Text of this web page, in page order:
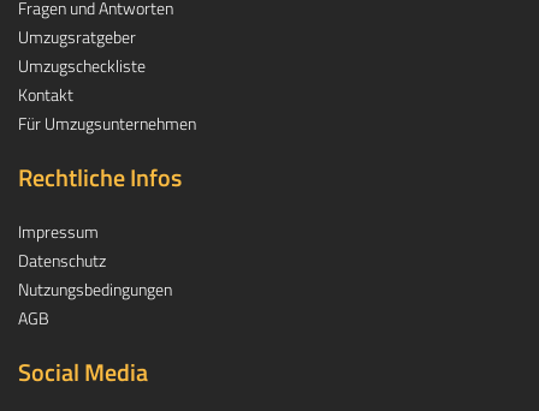
Fragen und Antworten
Umzugsratgeber
Umzugscheckliste
Kontakt
Für Umzugsunternehmen
Rechtliche Infos
Impressum
Datenschutz
Nutzungsbedingungen
AGB
Social Media